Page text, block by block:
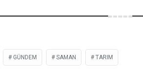
GÜNDEM SAMAN TARIM